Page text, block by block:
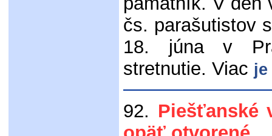
čs. parašutistov
18. júna v
stretnutie. Viac je
92. Piešťanské